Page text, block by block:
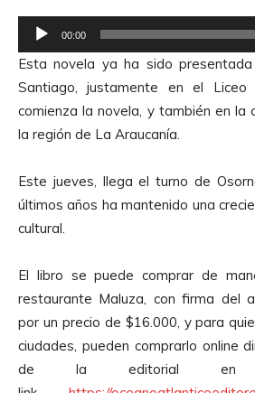
c
o
r
d
e
u
d
i
e
p
r
o
d
c
t
o
d
e
A
u
d
00:00
Esta novela ya ha sido
Santiago, justamente en el Liceo
comienza la novela, y también en la
la región de La Araucanía.
Este jueves, llega el turno de
últimos años ha mantenido una
cultural.
El libro se puede comprar de
restaurante Maluza, con firma del
por un precio de $16.000, y para
ciudades, pueden comprarlo online
de la editorial en